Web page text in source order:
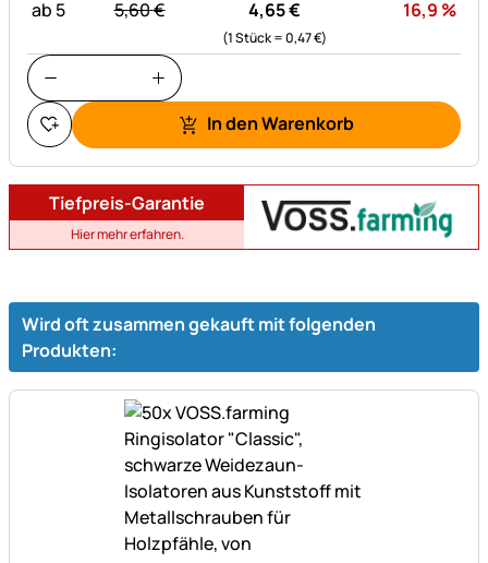
ab 5
statt:
5,60€ 4,65€
(1 Stück =0,47€)
16,9 %
In den Warenkorb
Tiefpreis-Garantie
Hier mehr erfahren.
Wird oft zusammen gekauft mit folgenden
Produkten: